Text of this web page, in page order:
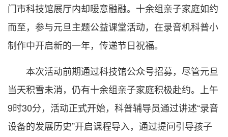
门市科技馆展厅内却暖意融融。十余组亲子家庭如约
而至，参与元旦主题公益课堂活动，在录音机科普小
制作中开启新的一年，传递节日祝福。
本次活动前期通过科技馆公众号招募，尽管元旦
当天积雪未消，仍有十余组亲子家庭积极赴约。上午
9时30分，活动正式开始，科普辅导员通过讲述“录音
设备的发展历史”开启课程导入，通过提问引导孩子